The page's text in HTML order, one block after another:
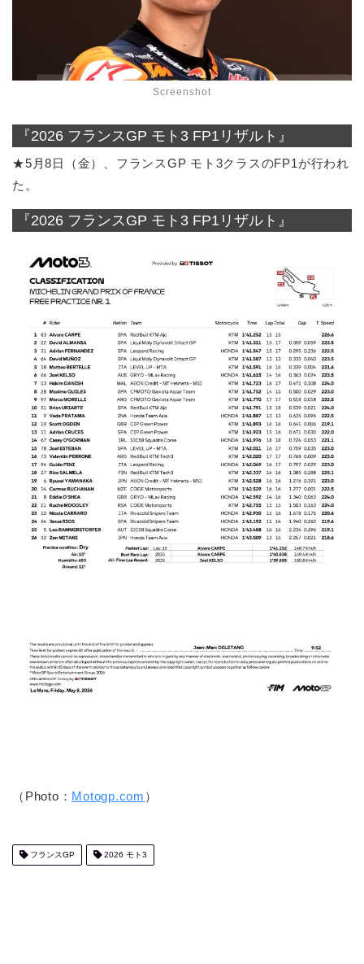
Screenshot
『2026 フランスGP モト3 FP1リザルト』
★5月8日（金）、フランスGP モト3クラスのFP1が行われ
た。
『2026 フランスGP モト3 FP1リザルト』
（Photo： Motogp.com ）
フランスGP 2026 モト3